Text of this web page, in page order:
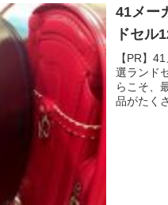
41メー
ドセル
【PR】
選ランド
らこそ、
品がたく